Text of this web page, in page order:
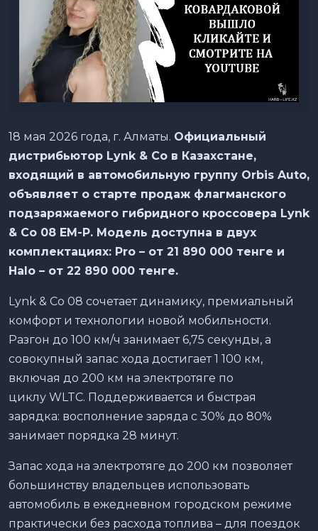
18 мая 2026 года, г. Алматы. Официальный
дистрибьютор Lynk & Co в Казахстане,
входящий в автомобильную группу Orbis Auto,
объявляет о старте продаж флагманского
подзаряжаемого гибридного кроссовера Lynk
& Co 08 EM-P. Модель доступна в двух
комплектациях: Pro – от 21 890 000 тенге и
Halo – от 22 890 000 тенге.
Lynk & Co 08 сочетает динамику, премиальный
комфорт и технологии новой мобильности.
Разгон до 100 км/ч занимает 6,75 секунды, а
совокупный запас хода достигает 1 100 км,
включая до 200 км на электротяге по
циклу WLTC. Поддерживается и быстрая
зарядка: восполнение заряда с 30% до 80%
занимает порядка 28 минут.
Запас хода на электротяге до 200 км позволяет
большинству владельцев использовать
автомобиль в ежедневном городском режиме
практически без расхода топлива – для поездок